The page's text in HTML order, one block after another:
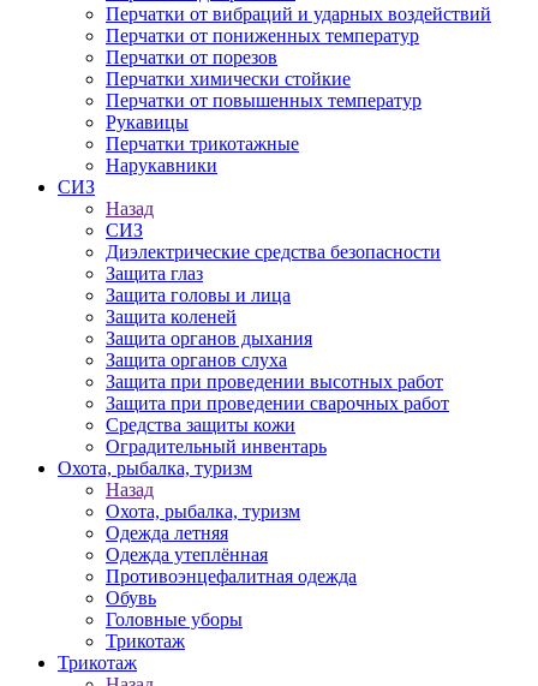
Перчатки от вибраций и ударных воздействий
Перчатки от пониженных температур
Перчатки от порезов
Перчатки химически стойкие
Перчатки от повышенных температур
Рукавицы
Перчатки трикотажные
Нарукавники
СИЗ
Назад
СИЗ
Диэлектрические средства безопасности
Защита глаз
Защита головы и лица
Защита коленей
Защита органов дыхания
Защита органов слуха
Защита при проведении высотных работ
Защита при проведении сварочных работ
Средства защиты кожи
Оградительный инвентарь
Охота, рыбалка, туризм
Назад
Охота, рыбалка, туризм
Одежда летняя
Одежда утеплённая
Противоэнцефалитная одежда
Обувь
Головные уборы
Трикотаж
Трикотаж